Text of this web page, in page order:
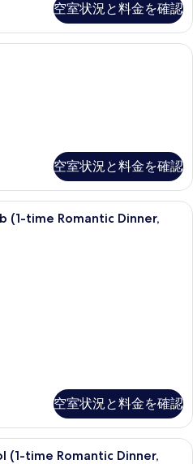
空室状況と料金を確認
ミニバー、セーフティボックス (室内
空室状況と料金を確認
ミニバー、セーフティボックス (室内
(1-time Romantic Dinner,
空室状況と料金を確認
ミニバー、セーフティボックス (室内
(1-time Romantic Dinner,